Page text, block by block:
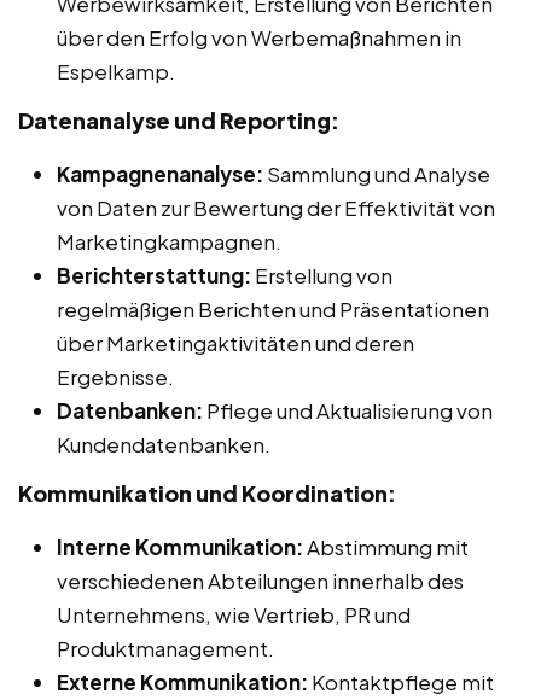
über den Erfolg von Werbemaßnahmen in
Espelkamp.
Datenanalyse und Reporting:
Kampagnenanalyse: Sammlung und Analyse
von Daten zur Bewertung der Effektivität von
Marketingkampagnen.
Berichterstattung: Erstellung von
regelmäßigen Berichten und Präsentationen
über Marketingaktivitäten und deren
Ergebnisse.
Datenbanken: Pflege und Aktualisierung von
Kundendatenbanken.
Kommunikation und Koordination:
Interne Kommunikation:Abstimmung mit
verschiedenen Abteilungen innerhalb des
Unternehmens, wie Vertrieb, PR und
Produktmanagement.
Externe Kommunikation: Kontaktpflege mit